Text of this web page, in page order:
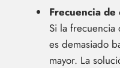
Frecuencia
Si la frecuencia
es demasiado
mayor. La